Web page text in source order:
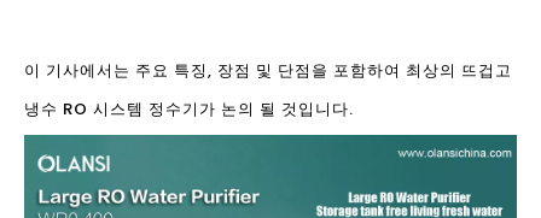
이 기사에서는 주요 특징, 장점 및 단점을 포함하여 최상의 뜨겁고
냉수 RO 시스템 정수기가 논의 될 것입니다.